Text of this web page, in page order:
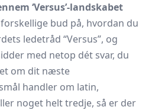
‘Versus’-landskabet
bud på, hvordan du
ledetråd “Versus”, og
med netop dét svar, du
om dit næste
handler om latin,
noget helt tredje, så er der